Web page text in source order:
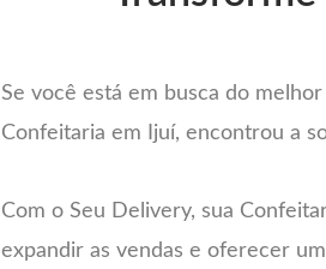
Se você está em busca do
Confeitaria em Ijuí, encontrou a
Com o Seu Delivery, sua
expandir as vendas e oferecer